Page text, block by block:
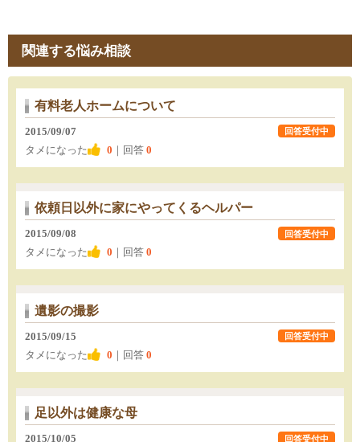
関連する悩み相談
有料老人ホームについて
2015/09/07
タメになった
0 ｜回答 0
回答受付中
依頼日以外に家にやってくるヘルパー
2015/09/08
タメになった
0 ｜回答 0
回答受付中
遺影の撮影
2015/09/15
タメになった
0 ｜回答 0
回答受付中
足以外は健康な母
2015/10/05 回答受付中